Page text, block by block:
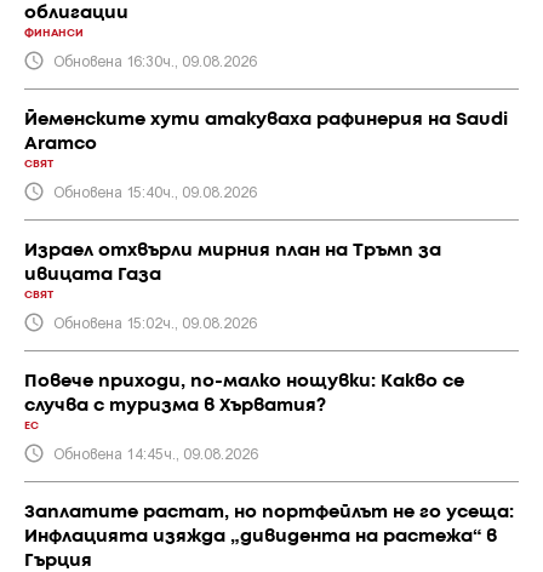
облигации
ФИНАНСИ
Обновена 16:30ч., 09.08.2026
Йеменските хути атакуваха рафинерия на Saudi
Aramco
СВЯТ
Обновена 15:40ч., 09.08.2026
Израел отхвърли мирния план на Тръмп за
ивицата Газа
СВЯТ
Обновена 15:02ч., 09.08.2026
Повече приходи, по-малко нощувки: Какво се
случва с туризма в Хърватия?
ЕС
Обновена 14:45ч., 09.08.2026
Заплатите растат, но портфейлът не го усеща:
Инфлацията изяжда „дивидента на растежа“ в
Гърция